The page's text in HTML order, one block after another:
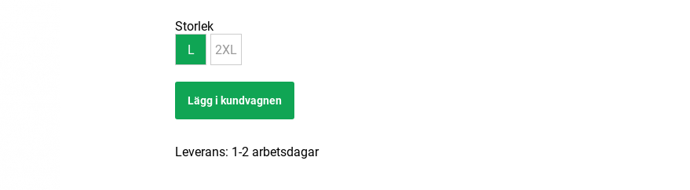
Storlek
L
2XL
Lägg i kundvagnen
Leverans: 1-2 arbetsdagar